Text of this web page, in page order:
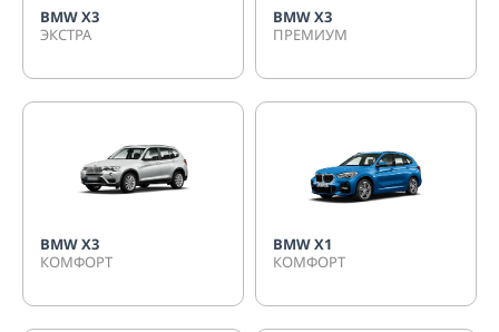
BMW X3
ЭКСТРА
BMW X3
ПРЕМИУМ
BMW X3
КОМФОРТ
BMW X1
КОМФОРТ